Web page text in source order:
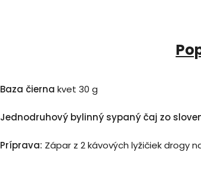
Baza čierna kvet 30 g
Jednodruhový bylinný sypaný čaj zo
Príprava: Zápar z 2 kávových lyžičiek drogy